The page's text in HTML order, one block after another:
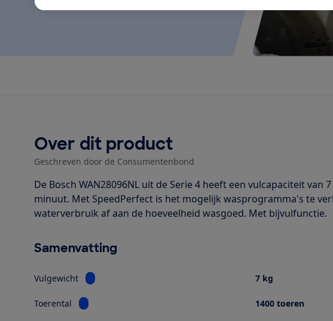
Over dit product
Geschreven door de Consumentenbond
De Bosch WAN28096NL uit de Serie 4 heeft een vulcapaciteit
minuut. Met SpeedPerfect is het mogelijk wasprogramma's te
waterverbruik af aan de hoeveelheid wasgoed. Met bijvulfunctie.
Samenvatting
Vulgewicht Bekijk informatie voor Vulgewicht 7 kg
Toerental Bekijk informatie voor Toerental 1400 toeren